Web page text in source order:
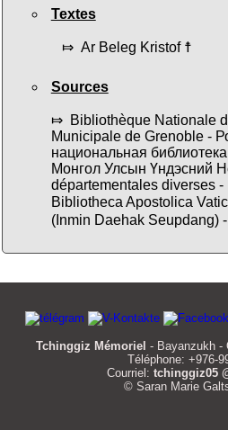
Textes
⤇ Ar Beleg Kristof ☨
Sources
⤇ Bibliothèque Nationale
Municipale de Grenoble -
национальная
Монгол Улсын Үндэсний
départementales diverses
Bibliotheca Apostolica
(Inmin Daehak
Tchinggiz Mémoriel - Bayanzukh -
Téléphone: +976-
Courriel: tchinggiz05
© Saran Marie